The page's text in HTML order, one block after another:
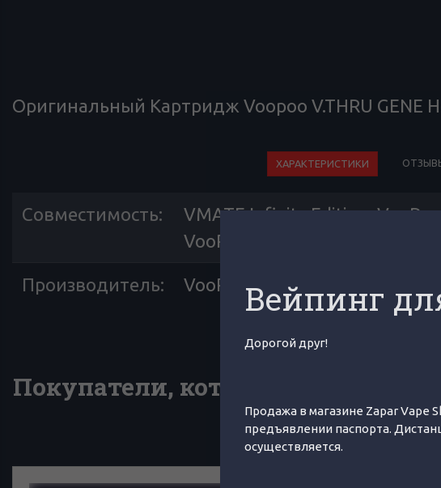
Оригинальный Картридж Voopoo V.THRU GENE
ХАРАКТЕРИСТИКИ
Совместимость:
VMATE Infinity Edition,
VooPoo VMATE E
Производитель: VooPoo
Покупатели, которые приобрели
Вейпинг
Дорогой друг!
Продажа в магазине Zapar Vape
предъявлении паспорта.
осуществляется.